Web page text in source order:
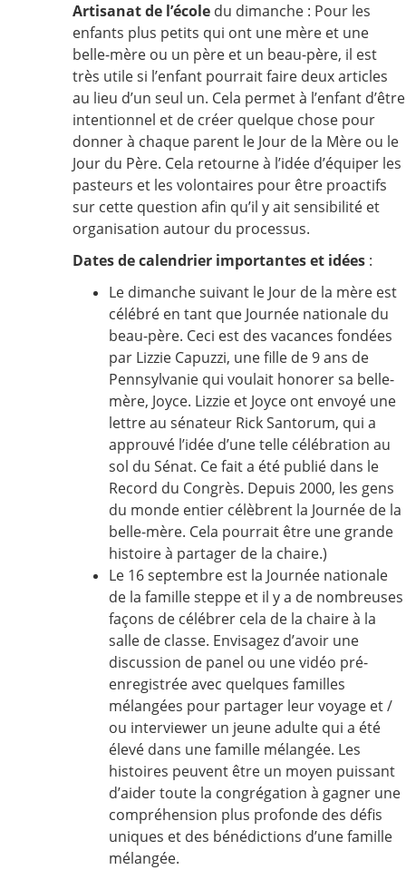
Artisanat de l’école du dimanche : Pour les
enfants plus petits qui ont une mère et une
belle-mère ou un père et un beau-père, il est
très utile si l’enfant pourrait faire deux articles
au lieu d’un seul un. Cela permet à l’enfant d’être
intentionnel et de créer quelque chose pour
donner à chaque parent le Jour de la Mère ou le
Jour du Père. Cela retourne à l’idée d’équiper les
pasteurs et les volontaires pour être proactifs
sur cette question afin qu’il y ait sensibilité et
organisation autour du processus.
Dates de calendrier importantes et idées :
Le dimanche suivant le Jour de la mère est
célébré en tant que Journée nationale du
beau-père. Ceci est des vacances fondées
par Lizzie Capuzzi, une fille de 9 ans de
Pennsylvanie qui voulait honorer sa belle-
mère, Joyce. Lizzie et Joyce ont envoyé une
lettre au sénateur Rick Santorum, qui a
approuvé l’idée d’une telle célébration au
sol du Sénat. Ce fait a été publié dans le
Record du Congrès. Depuis 2000, les gens
du monde entier célèbrent la Journée de la
belle-mère. Cela pourrait être une grande
histoire à partager de la chaire.)
Le 16 septembre est la Journée nationale
de la famille steppe et il y a de nombreuses
façons de célébrer cela de la chaire à la
salle de classe. Envisagez d’avoir une
discussion de panel ou une vidéo pré-
enregistrée avec quelques familles
mélangées pour partager leur voyage et /
ou interviewer un jeune adulte qui a été
élevé dans une famille mélangée. Les
histoires peuvent être un moyen puissant
d’aider toute la congrégation à gagner une
compréhension plus profonde des défis
uniques et des bénédictions d’une famille
mélangée.